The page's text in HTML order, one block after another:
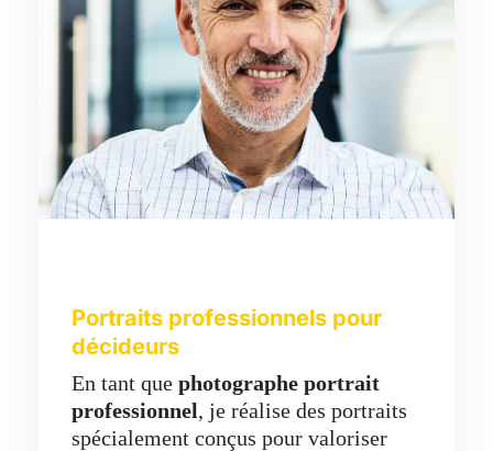
Portraits professionnels pour
décideurs
En tant que photographe portrait
professionnel, je réalise des portraits
spécialement conçus pour valoriser